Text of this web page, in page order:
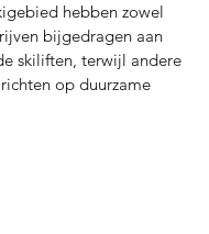
hebben zowel
bijgedragen aan
skiliften, terwijl andere
op duurzame